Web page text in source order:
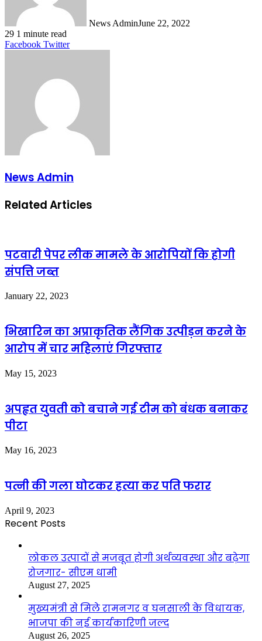
News AdminJune 22, 2022
29 1 minute read
Facebook TwitterLinkedIn
Tumblr
Pinterest
Reddit
VKontakte
Share
Print
News Admin
Related Articles
पटवारी पेपर लीक मामले के आरोपियों कि होगी
संपत्ति जब्त
January 22, 2023
भिखारिन का अप्राकृतिक लैंगिक उत्पीड़न करने के
आरोप में चार महिलाएं गिरफ्तार
May 15, 2023
अपहृत युवती को बचाने गई टीम को बंधक बनाकर
पीटा
May 16, 2023
पत्नी की गला घोटकर हत्या कर पति फरार
April 9, 2023
Recent Posts
लोकल उत्पादों से मजबूत होगी अर्थव्यवस्था और बढ़ेगा
रोजगार- सीएम धामी
August 27, 2025
मुख्यमंत्री से मिले रामनगर व घनसाली के विधायक,
भाजपा की नई कार्यकारिणी जल्द
August 26, 2025